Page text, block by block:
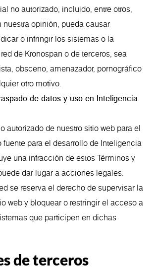
no autorizado, incluido, entre otros,
nuestra opinión, pueda causar
o infringir los sistemas o la
de Kronospan o de terceros, sea
obsceno, amenazador, pornográfico
otro motivo.
de datos y uso en Inteligencia
autorizado de nuestro sitio web para el
fuente para el desarrollo de Inteligencia
una infracción de estos Términos y
dar lugar a acciones legales.
se reserva el derecho de supervisar la
web y bloquear o restringir el acceso a
que participen en dichas
de terceros